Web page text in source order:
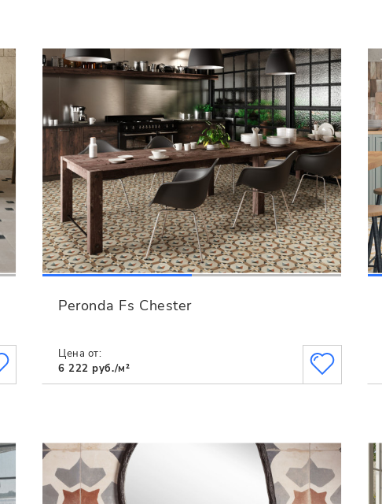
Peronda Fs Chester
Цена от:
6 222 руб./м²